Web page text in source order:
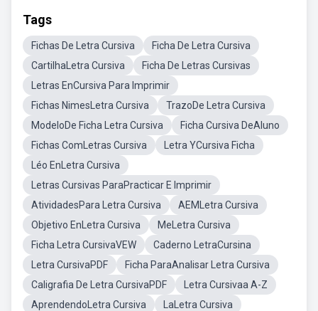
Tags
Fichas De Letra Cursiva
Ficha De Letra Cursiva
CartilhaLetra Cursiva
Ficha De Letras Cursivas
Letras EnCursiva Para Imprimir
Fichas NimesLetra Cursiva
TrazoDe Letra Cursiva
ModeloDe Ficha Letra Cursiva
Ficha Cursiva DeAluno
Fichas ComLetras Cursiva
Letra YCursiva Ficha
Léo EnLetra Cursiva
Letras Cursivas ParaPracticar E Imprimir
AtividadesPara Letra Cursiva
AEMLetra Cursiva
Objetivo EnLetra Cursiva
MeLetra Cursiva
Ficha Letra CursivaVEW
Caderno LetraCursina
Letra CursivaPDF
Ficha ParaAnalisar Letra Cursiva
Caligrafia De Letra CursivaPDF
Letra Cursivaa A-Z
AprendendoLetra Cursiva
LaLetra Cursiva